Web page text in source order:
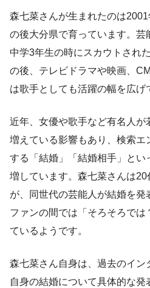
森七菜さんが生まれたのは
の後大分県で育っています。芸
中学3年生の時にスカウトされ
の後、テレビドラマや映画、
は歌手としても活躍の幅を広げ
近年、女優や歌手など有名人
増えている影響もあり、検索エ
する「結婚」「結婚相手」とい
増しています。森七菜さんは
が、同世代の芸能人が結婚を発
ファンの間では「そろそろでは
ているようです。
森七菜さん自身は、過去のイン
自身の結婚について具体的な発